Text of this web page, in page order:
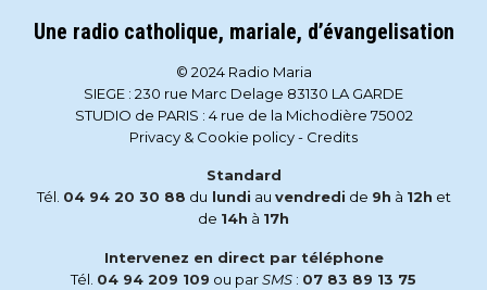
Une radio catholique, mariale, d’évangelisation
© 2024 Radio Maria
SIEGE : 230 rue Marc Delage 83130 LA GARDE
STUDIO de PARIS : 4 rue de la Michodière 75002
Privacy & Cookie policy- Credits
Standard
Tél. 04 94 20 30 88 du lundi au vendredi de 9h à 12h et
de 14h à 17h
Intervenez en direct par téléphone
Tél. 04 94 209 109 ou parSMS : 07 83 89 13 75